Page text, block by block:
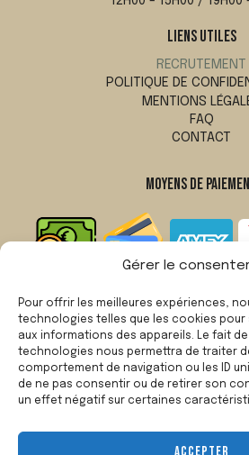
Gérer le
Pour offrir les meilleures expériences,
technologies telles que les cookies
aux informations des appareils. Le fait
technologies nous permettra de traiter
comportement de navigation ou les ID
de ne pas consentir ou de retirer son
un effet négatif sur certaines
ACCEPTER
LIENS UTILES
RECRUTEMENT
POLITIQUE DE
MENTIONS
FAQ
CONTACT
MOYENS DE
NOS AVIS
CE QUE LES GENS
Avis
4.4 ★ ★ ★